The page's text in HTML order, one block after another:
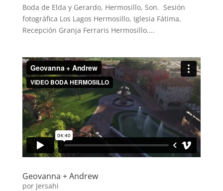
Boda de Elda y Gerardo, Hermosillo, Son. Sesión
fotográfica Los Lagos Hermosillo, Iglesia Fátima,
Recepción Granja Ferraris Hermosillo....
Geovanna + Andrew
por Jersahi